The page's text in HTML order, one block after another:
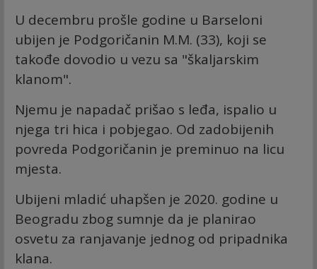
U decembru prošle godine u Barseloni
ubijen je Podgoričanin M.M. (33), koji se
takođe dovodio u vezu sa "škaljarskim
klanom".
Njemu je napadač prišao s leđa, ispalio u
njega tri hica i pobjegao. Od zadobijenih
povreda Podgoričanin je preminuo na licu
mjesta.
Ubijeni mladić uhapšen je 2020. godine u
Beogradu zbog sumnje da je planirao
osvetu za ranjavanje jednog od pripadnika
klana.